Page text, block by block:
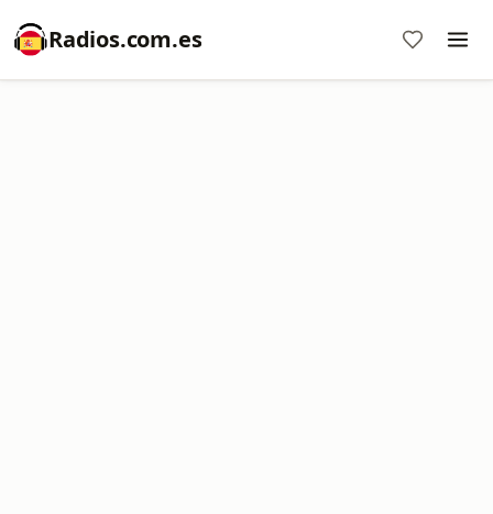
Radios.com.es